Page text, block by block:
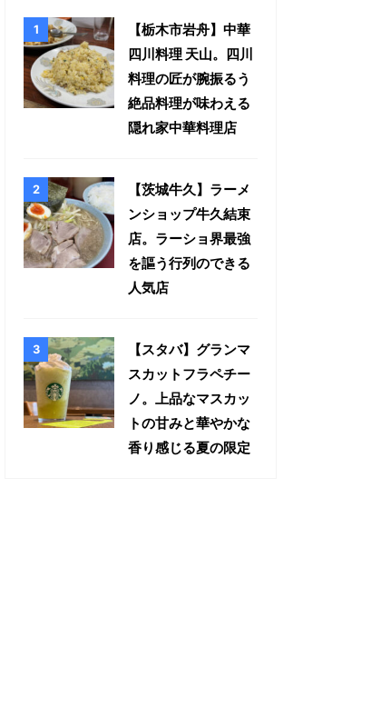
【栃木市岩舟】中華
四川料理 天山。四川
料理の匠が腕振るう
絶品料理が味わえる
隠れ家中華料理店
【茨城牛久】ラーメ
ンショップ牛久結束
店。ラーショ界最強
を謳う行列のできる
人気店
【スタバ】グランマ
スカットフラペチー
ノ。上品なマスカッ
トの甘みと華やかな
香り感じる夏の限定